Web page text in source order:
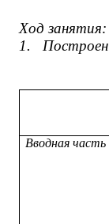
Ход занятия:
1.
Вводная часть